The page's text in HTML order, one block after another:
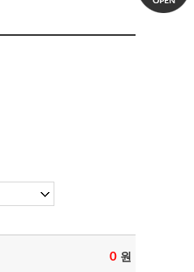
0 원